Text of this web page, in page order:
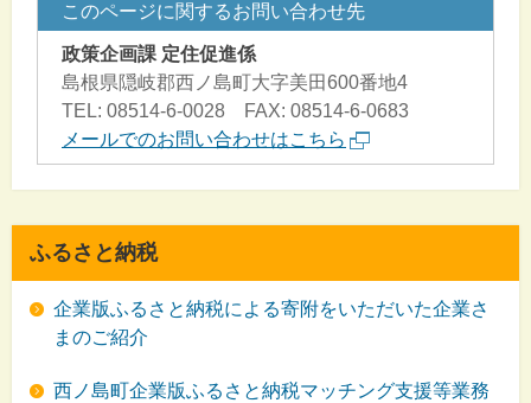
このページに関するお問い合わせ先
政策企画課 定住促進係
島根県隠岐郡西ノ島町大字美田600番地4
TEL: 08514-6-0028 FAX: 08514-6-0683
メールでのお問い合わせはこちら
ふるさと納税
企業版ふるさと納税による寄附をいただいた企業さ
まのご紹介
西ノ島町企業版ふるさと納税マッチング支援等業務